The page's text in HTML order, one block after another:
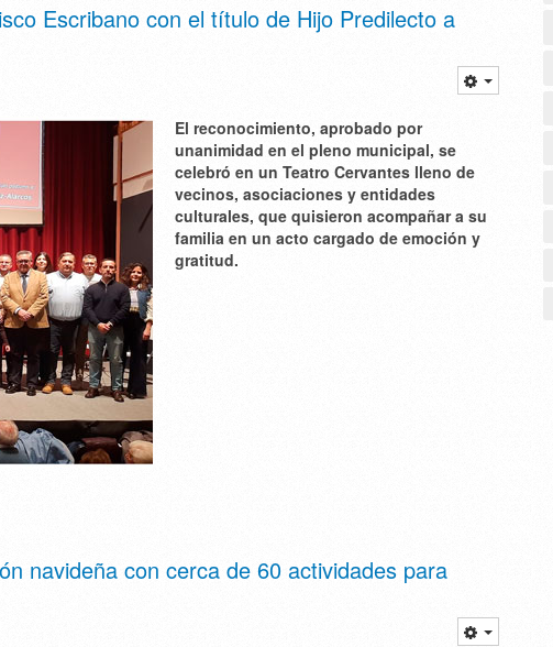
Escribano con el título de Hijo Predilecto a
El reconocimiento, aprobado por
unanimidad en el pleno municipal, se
celebró en un Teatro Cervantes lleno de
vecinos, asociaciones y entidades
culturales, que quisieron acompañar a su
familia en un acto cargado de emoción y
gratitud.
navideña con cerca de 60 actividades para